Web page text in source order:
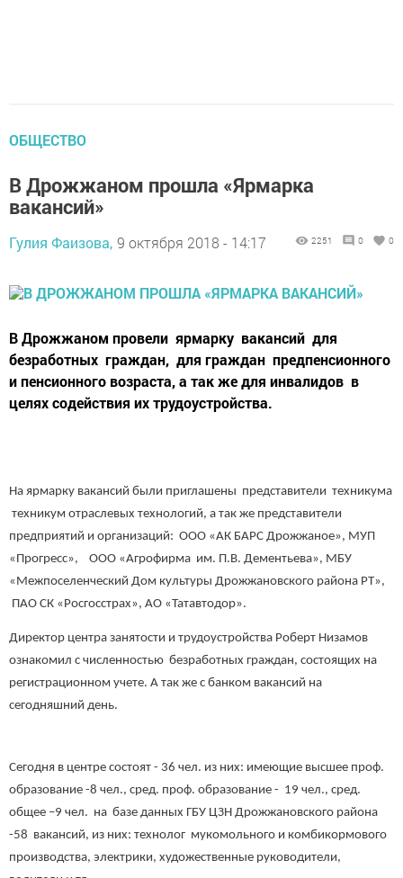
ОБЩЕСТВО
В Дрожжаном прошла «Ярмарка
вакансий»
Гулия Фаизова, 9 октября 2018 - 14:17 2251 0 0
В Дрожжаном провели ярмарку вакансий для
безработных граждан, для граждан предпенсионного
и пенсионного возраста, а так же для инвалидов в
целях содействия их трудоустройства.
На ярмарку вакансий были приглашены представители техникума
техникум отраслевых технологий, а так же представители
предприятий и организаций: ООО «АК БАРС Дрожжаное», МУП
«Прогресс», ООО «Агрофирма им. П.В. Дементьева», МБУ
«Межпоселенческий Дом культуры Дрожжановского района РТ»,
ПАО СК «Росгосстрах», АО «Татавтодор».
Директор центра занятости и трудоустройства Роберт Низамов
ознакомил с численностью безработных граждан, состоящих на
регистрационном учете. А так же с банком вакансий на
сегодняшний день.
Сегодня в центре состоят - 36 чел. из них: имеющие высшее проф.
образование -8 чел., сред. проф. образование - 19 чел., сред.
общее –9 чел. на базе данных ГБУ ЦЗН Дрожжановского района
-58 вакансий, из них: технолог мукомольного и комбикормового
производства, электрики, художественные руководители,